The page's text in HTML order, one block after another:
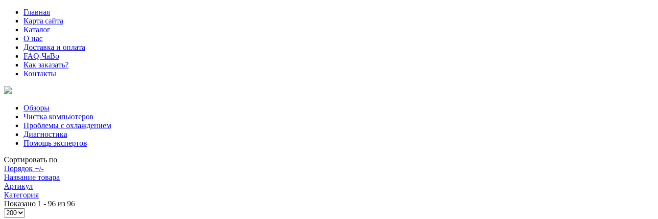
Главная
Карта сайта
Каталог
О нас
Доставка и оплата
FAQ-ЧаВо
Как заказать?
Контакты
Обзоры
Чистка компьютеров
Проблемы с охлаждением
Диагностика
Помощь экспертов
Сортировать по
Порядок +/-
Название товара
Артикул
Категория
Показано 1 - 96 из 96